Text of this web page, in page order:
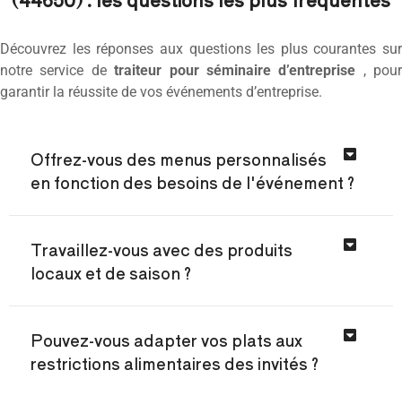
Découvrez les réponses aux questions les plus courantes sur
notre service detraiteur pour séminaire d’entreprise , pour
garantir la réussite de vos événements d’entreprise.
Offrez-vous des menus personnalisés
en fonction des besoins de l'événement ?
Travaillez-vous avec des produits
locaux et de saison ?
Pouvez-vous adapter vos plats aux
restrictions alimentaires des invités ?